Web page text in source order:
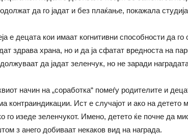
да го јадат и без плаќање, покажала
е децата кои имаат когнитивни способности да
здрава храна, но и да ја сфатат вредноста на
да јадат зеленчук, но не заради
начин на „соработка“ помеѓу родителите и
контраиндикации. Ист е случајот и ако на детето
го изеде зеленчукот. Имено, детето ќе почне да
з анего добиваат некаков вид на награда.